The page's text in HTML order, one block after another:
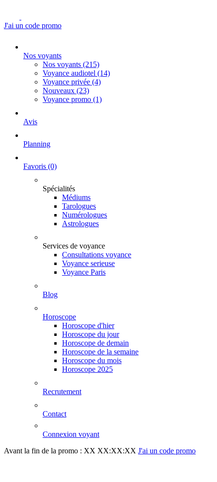
J'ai un code promo
Nos voyants
Nos voyants (215)
Voyance audiotel (14)
Voyance privée (4)
Nouveaux (23)
Voyance promo (1)
Avis
Planning
Favoris (0)
Spécialités
Médiums
Tarologues
Numérologues
Astrologues
Services de voyance
Consultations voyance
Voyance serieuse
Voyance Paris
Blog
Horoscope
Horoscope d'hier
Horoscope du jour
Horoscope de demain
Horoscope de la semaine
Horoscope du mois
Horoscope 2025
Recrutement
Contact
Connexion voyant
Avant la fin de la promo : XX XX:XX:XX J'ai un code promo